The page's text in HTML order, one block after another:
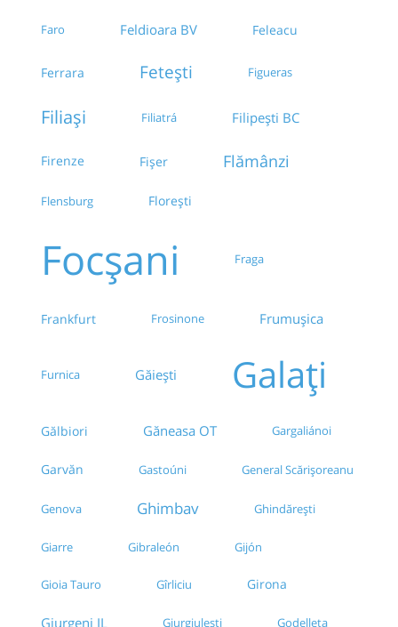
Faro Feldioara BV Feleacu
Ferrara Fetești Figueras
Filiași Filiatrá Filipești BC
Firenze Fișer Flămânzi
Flensburg Florești
Focșani Fraga
Frankfurt Frosinone Frumușica
Furnica Găieşti Galați
Gălbiori Găneasa OT Gargaliánoi
Garvăn Gastoúni General Scărișoreanu
Genova Ghimbav Ghindărești
Giarre Gibraleón Gijón
Gioia Tauro Gîrliciu Girona
Giurgeni IL Giurgiulești Godelleta